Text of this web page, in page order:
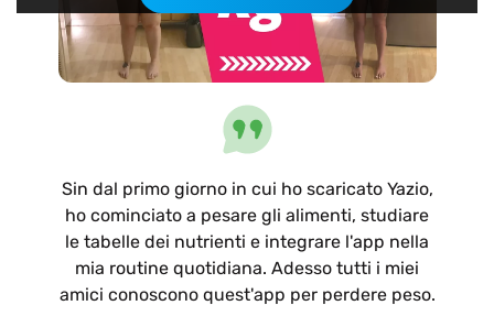
Sin dal primo giorno in cui ho scaricato Yazio,
ho cominciato a pesare gli alimenti, studiare
le tabelle dei nutrienti e integrare l'app nella
mia routine quotidiana. Adesso tutti i miei
amici conoscono quest'app per perdere peso.